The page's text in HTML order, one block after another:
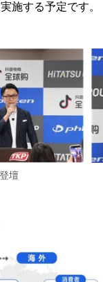
施する予定です。
壇